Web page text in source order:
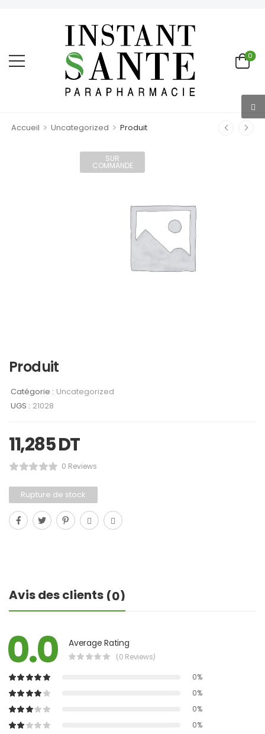
0
Accueil > Uncategorized > Produit
SUR
COMMANDE
Produit
Catégorie : Uncategorized
UGS : 21028
11,285DT
0 Reviews
Rupture de stock
Avis des clients (0)
0.0 Average Rating
(0 Reviews)
0%
0%
0%
0%